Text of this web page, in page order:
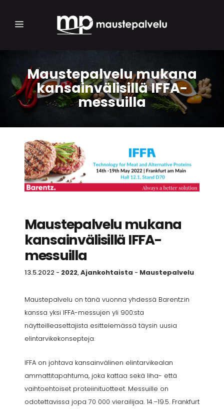
Maustepalvelu mukana
kansainvälisillä IFFA-
messuilla
Maustepalvelu mukana
kansainvälisillä IFFA-
messuilla
13.5.2022 - 2022,Ajankohtaista - Maustepalvelu
Maustepalvelu on tänä vuonna yhdessä Barentz:in
kanssa yksi IFFA-messujen yli 900:sta
näytteilleasettajista esittelemässä täysin uusia
elintarvikekonsepteja.
IFFA on johtava kansainvälinen elintarvikealan
ammattitapahtuma, joka kattaa sekä liha- että
vaihtoehtoiset proteiinituotteet. Messuille on
odotettavissa jopa 70 000 vierailijaa. 14.–19.5. Frankfurt